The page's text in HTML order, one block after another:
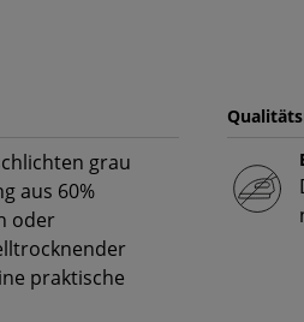
grau
aus 60%
oder
praktische